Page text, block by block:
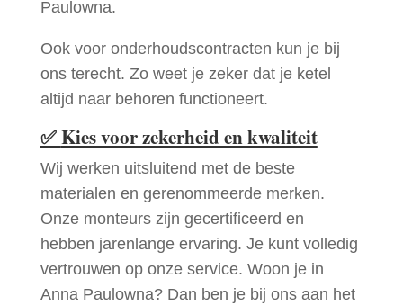
Paulowna.
Ook voor onderhoudscontracten kun je bij
ons terecht. Zo weet je zeker dat je ketel
altijd naar behoren functioneert.
✅Kies voor zekerheid en kwaliteit
Wij werken uitsluitend met de beste
materialen en gerenommeerde merken.
Onze monteurs zijn gecertificeerd en
hebben jarenlange ervaring. Je kunt volledig
vertrouwen op onze service. Woon je in
Anna Paulowna? Dan ben je bij ons aan het